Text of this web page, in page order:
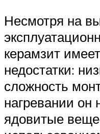
Несмотря на
керамзит
недостатки:
сложность
нагревании он
ядовитые